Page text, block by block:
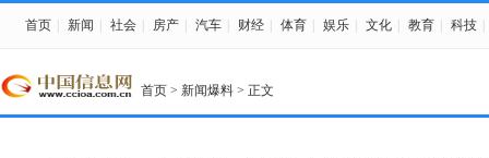
首页 新闻 社会 房产 汽车 财经 体育 娱乐 文化 教育 科技
首页 > 新闻爆料 > 正文